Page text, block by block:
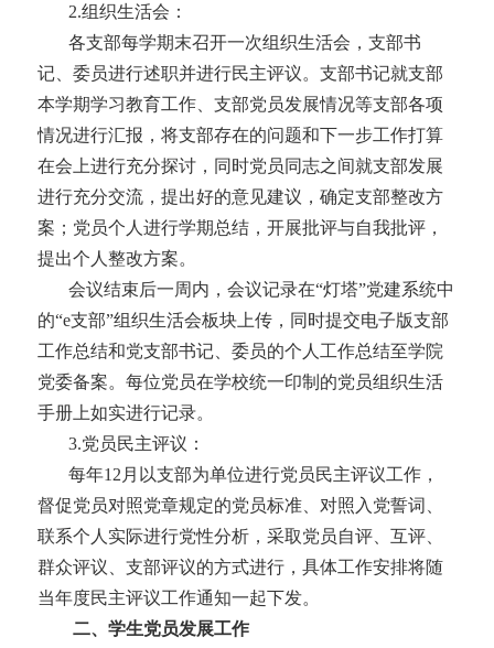
2.组织生活会：
各支部每学期末召开一次组织生活会，支部书
记、委员进行述职并进行民主评议。支部书记就支部
本学期学习教育工作、支部党员发展情况等支部各项
情况进行汇报，将支部存在的问题和下一步工作打算
在会上进行充分探讨，同时党员同志之间就支部发展
进行充分交流，提出好的意见建议，确定支部整改方
案；党员个人进行学期总结，开展批评与自我批评，
提出个人整改方案。
会议结束后一周内，会议记录在“灯塔”党建系统中
的“e支部”组织生活会板块上传，同时提交电子版支部
工作总结和党支部书记、委员的个人工作总结至学院
党委备案。每位党员在学校统一印制的党员组织生活
手册上如实进行记录。
3.党员民主评议：
每年12月以支部为单位进行党员民主评议工作，
督促党员对照党章规定的党员标准、对照入党誓词、
联系个人实际进行党性分析，采取党员自评、互评、
群众评议、支部评议的方式进行，具体工作安排将随
当年度民主评议工作通知一起下发。
二、学生党员发展工作